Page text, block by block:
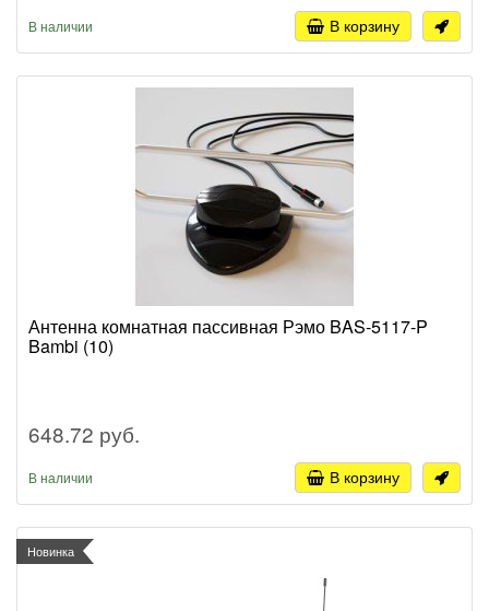
В наличии В корзину
Антенна комнатная пассивная Рэмо BAS-5117-P
Bambi (10)
648.72 руб.
В наличии В корзину
Новинка